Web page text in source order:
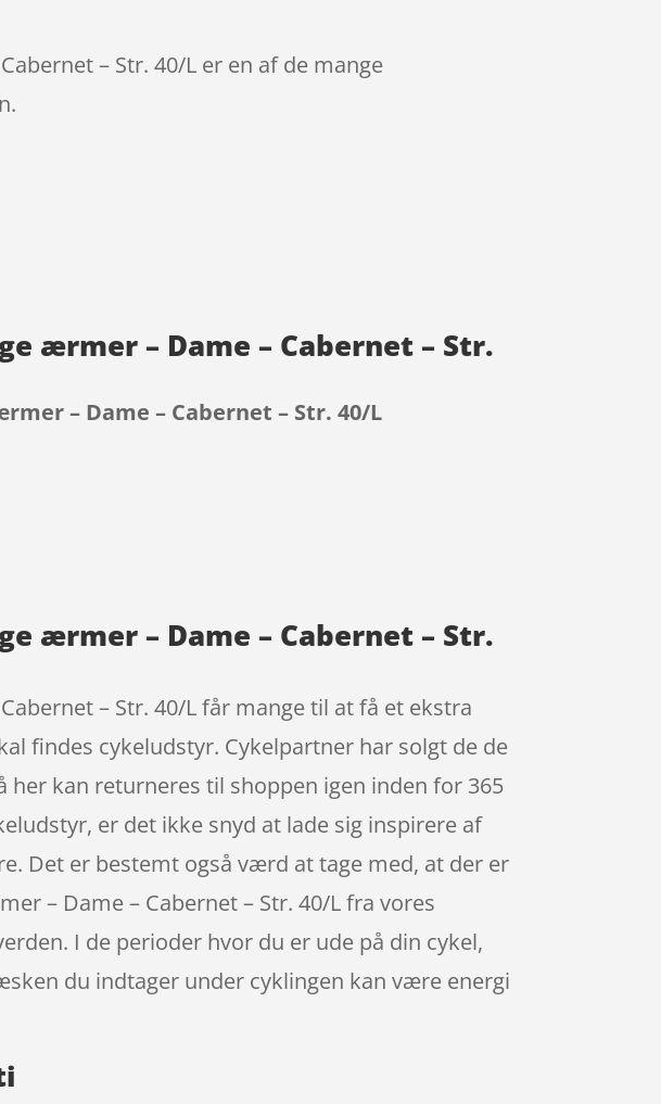
– Str. 40/L er en af de mange
ærmer – Dame – Cabernet – Str.
– Dame – Cabernet – Str. 40/L
ærmer – Dame – Cabernet – Str.
– Str. 40/L får mange til at få et ekstra
findes cykeludstyr. Cykelpartner har solgt de de
kan returneres til shoppen igen inden for 365
er det ikke snyd at lade sig inspirere af
Det er bestemt også værd at tage med, at der er
– Dame – Cabernet – Str. 40/L fra vores
I de perioder hvor du er ude på din cykel,
du indtager under cyklingen kan være energi